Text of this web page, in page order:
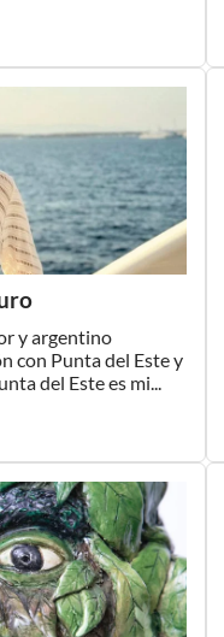
y argentino
con Punta del Este y
del Este es mi...